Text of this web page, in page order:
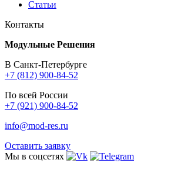
Статьи
Контакты
Модульные Решения
В Санкт-Петербурге
+7 (812) 900-84-52
По всей России
+7 (921) 900-84-52
info@mod-res.ru
Оставить заявку
Мы в соцсетях